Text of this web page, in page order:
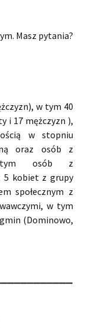
Masz pytania?
w tym 40
i 17 mężczyzn ),
w stopniu
oraz osób z
tym osób z
5 kobiet z grupy
społecznym z
w tym
(Dominowo,